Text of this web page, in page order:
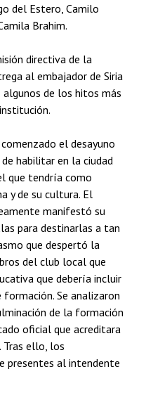
del Estero, Camilo
Brahim.
directiva de la
al embajador de Siria
de los hitos más
el desayuno
habilitar en la ciudad
que tendría como
y de su cultura. El
manifestó su
para destinarlas a tan
que despertó la
del club local que
que debería incluir
Se analizaron
de la formación
oficial que acreditara
ello, los
presentes al intendente